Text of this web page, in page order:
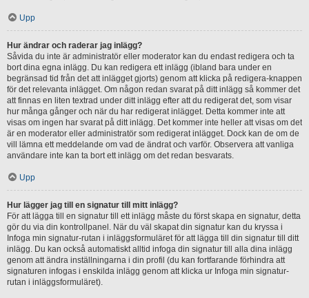
Upp
Hur ändrar och raderar jag inlägg?
Såvida du inte är administratör eller moderator kan du endast redigera och ta
bort dina egna inlägg. Du kan redigera ett inlägg (ibland bara under en
begränsad tid från det att inlägget gjorts) genom att klicka på redigera-knappen
för det relevanta inlägget. Om någon redan svarat på ditt inlägg så kommer det
att finnas en liten textrad under ditt inlägg efter att du redigerat det, som visar
hur många gånger och när du har redigerat inlägget. Detta kommer inte att
visas om ingen har svarat på ditt inlägg. Det kommer inte heller att visas om det
är en moderator eller administratör som redigerat inlägget. Dock kan de om de
vill lämna ett meddelande om vad de ändrat och varför. Observera att vanliga
användare inte kan ta bort ett inlägg om det redan besvarats.
Upp
Hur lägger jag till en signatur till mitt inlägg?
För att lägga till en signatur till ett inlägg måste du först skapa en signatur, detta
gör du via din kontrollpanel. När du väl skapat din signatur kan du kryssa i
Infoga min signatur-rutan i inläggsformuläret för att lägga till din signatur till ditt
inlägg. Du kan också automatiskt alltid infoga din signatur till alla dina inlägg
genom att ändra inställningarna i din profil (du kan fortfarande förhindra att
signaturen infogas i enskilda inlägg genom att klicka ur Infoga min signatur-
rutan i inläggsformuläret).